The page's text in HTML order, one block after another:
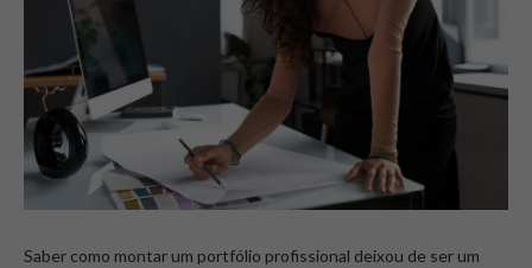
Saber como montar um portfólio profissional deixou de ser um